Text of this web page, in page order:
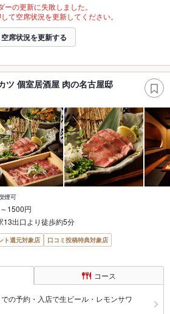
ーの更新に失敗しました。
て空席状況を更新してください。
空席状況を更新する
ツ 個室居酒屋 肉の名古屋邸
煙可
1500円
13出口より徒歩約5分
ト還元対象店
口コミ投稿特典対象店
コース
の予約・入店で生ビール・レモンサワ